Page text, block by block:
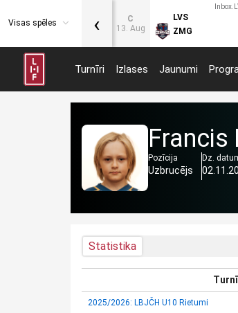
Visas spēles
C
13. Aug
LVS
ZMG
‹
Turnīri Izlases Jaunumi
Francis
Pozīcija
Uzbrucējs
Dz.
Statistika
2025/2026: LBJČH U10 Rietumi